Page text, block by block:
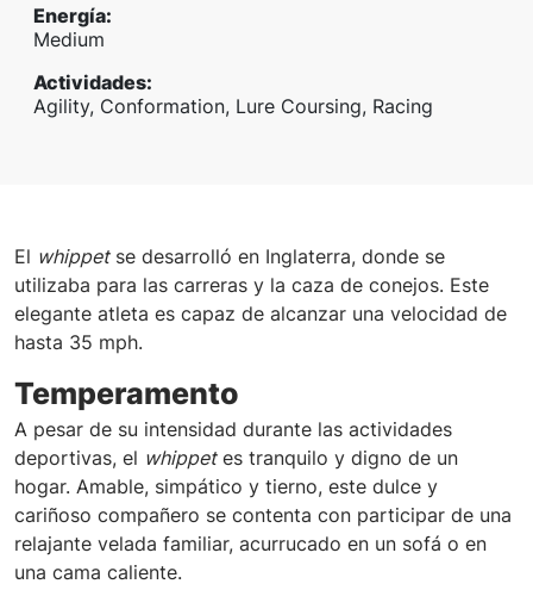
Energía:
Medium
Actividades:
Agility, Conformation, Lure Coursing, Racing
El whippetse desarrolló en Inglaterra, donde se
utilizaba para las carreras y la caza de conejos. Este
elegante atleta es capaz de alcanzar una velocidad de
hasta 35 mph.
Temperamento
A pesar de su intensidad durante las actividades
deportivas, el whippetes tranquilo y digno de un
hogar. Amable, simpático y tierno, este dulce y
cariñoso compañero se contenta con participar de una
relajante velada familiar, acurrucado en un sofá o en
una cama caliente.